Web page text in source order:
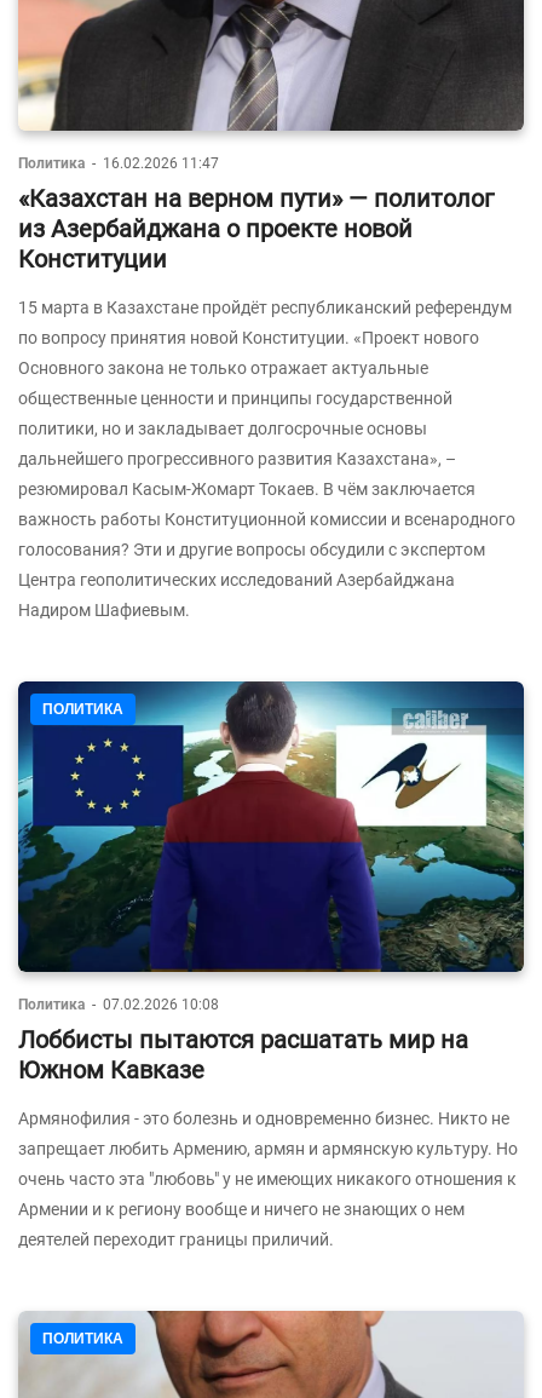
Политика - 16.02.2026 11:47
«Казахстан на верном пути» — политолог
из Азербайджана о проекте новой
Конституции
15 марта в Казахстане пройдёт республиканский референдум
по вопросу принятия новой Конституции. «Проект нового
Основного закона не только отражает актуальные
общественные ценности и принципы государственной
политики, но и закладывает долгосрочные основы
дальнейшего прогрессивного развития Казахстана», –
резюмировал Касым-Жомарт Токаев. В чём заключается
важность работы Конституционной комиссии и всенародного
голосования? Эти и другие вопросы обсудили с экспертом
Центра геополитических исследований Азербайджана
Надиром Шафиевым.
ПОЛИТИКА
Политика - 07.02.2026 10:08
Лоббисты пытаются расшатать мир на
Южном Кавказе
Армянофилия - это болезнь и одновременно бизнес. Никто не
запрещает любить Армению, армян и армянскую культуру. Но
очень часто эта "любовь" у не имеющих никакого отношения к
Армении и к региону вообще и ничего не знающих о нем
деятелей переходит границы приличий.
ПОЛИТИКА